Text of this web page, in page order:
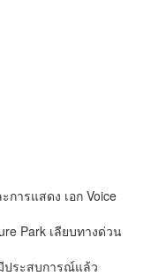
ารแสดง เอก Voice
Park เลียบทางด่วน
ประสบการณ์แล้ว